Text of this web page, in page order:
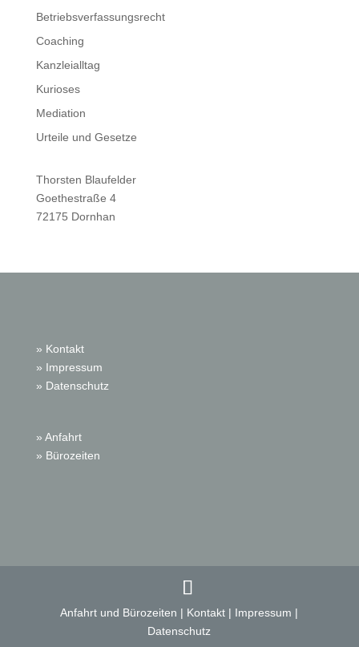
Betriebsverfassungsrecht
Coaching
Kanzleialltag
Kurioses
Mediation
Urteile und Gesetze
Thorsten Blaufelder
Goethestraße 4
72175 Dornhan
» Kontakt
» Impressum
» Datenschutz
» Anfahrt
» Bürozeiten
Anfahrt und Bürozeiten | Kontakt | Impressum |
Datenschutz